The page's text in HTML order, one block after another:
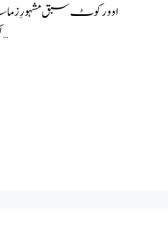
اوورکوٹ سبق مشہورِ
لکھا ہے غلام عباس کے افسانوں کی خوبی ان …